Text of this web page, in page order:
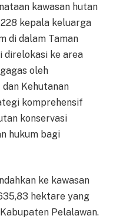
kawasan hutan
kepala keluarga
di dalam Taman
direlokasi ke area
oleh
Kehutanan
komprehensif
konservasi
hukum bagi
ke kawasan
hektare yang
Pelalawan.